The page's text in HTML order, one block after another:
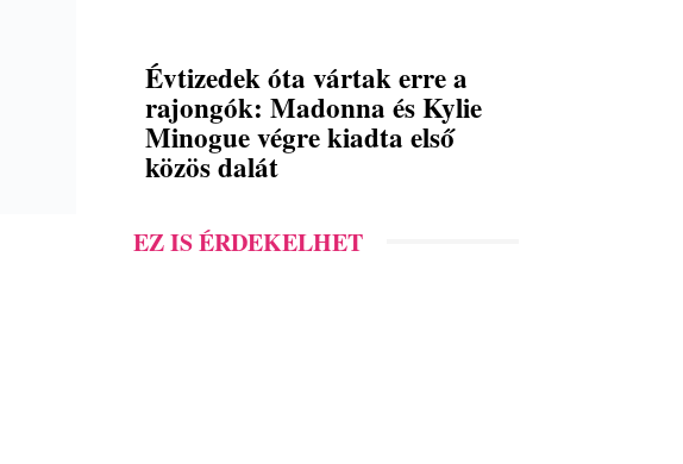
Évtizedek óta vártak erre a
rajongók: Madonna és Kylie
Minogue végre kiadta első
közös dalát
EZ IS ÉRDEKELHET